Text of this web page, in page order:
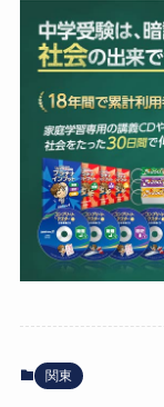
関東